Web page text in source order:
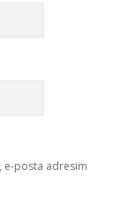
e-posta adresim